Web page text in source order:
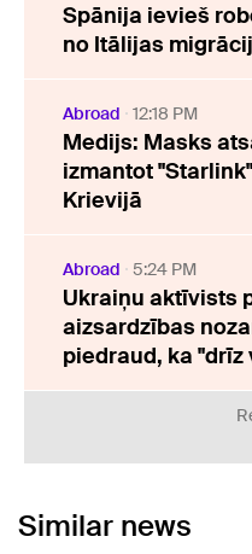
Spānija ievieš
no Itālijas
Abroad 12:18 PM
Medijs: Masks
izmantot
Krievijā
Abroad 5:24 PM
Ukraiņu aktīvists
aizsardzības
piedraud, ka "drīz
Similar news